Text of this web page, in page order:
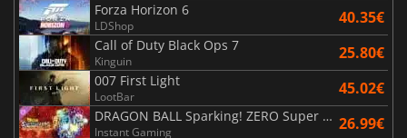
Forza Horizon 6
LDShop 40.35€
Call of Duty Black Ops 7
Kinguin 25.80€
007 First Light
LootBar 45.02€
DRAGON BALL Sparking! ZERO Super Limit Breaking NEO
Instant Gaming 26.99€